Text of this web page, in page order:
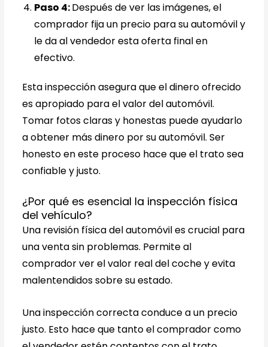
Paso 4:Después de ver las imágenes, el
comprador fija un precio para su automóvil y
le da al vendedor esta oferta final en
efectivo.
Esta inspección asegura que el dinero ofrecido
es apropiado para el valor del automóvil.
Tomar fotos claras y honestas puede ayudarlo
a obtener más dinero por su automóvil. Ser
honesto en este proceso hace que el trato sea
confiable y justo.
¿Por qué es esencial la inspección física
del vehículo?
Una revisión física del automóvil es crucial para
una venta sin problemas. Permite al
comprador ver el valor real del coche y evita
malentendidos sobre su estado.
Una inspección correcta conduce a un precio
justo. Esto hace que tanto el comprador como